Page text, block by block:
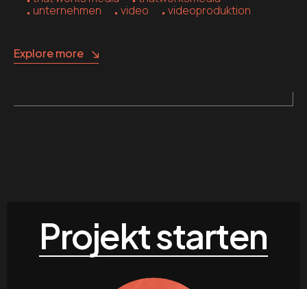
unternehmen
video videoproduktion
Explore more
Projekt starten